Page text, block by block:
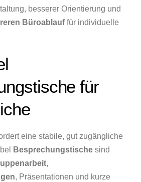
besserer Orientierung und
Büroablauffür individuelle
für
eine stabile, gut zugängliche
Besprechungstische sind
,
, Präsentationen und kurze